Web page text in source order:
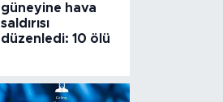
güneyine hava
saldırısı
düzenledi: 10 ölü